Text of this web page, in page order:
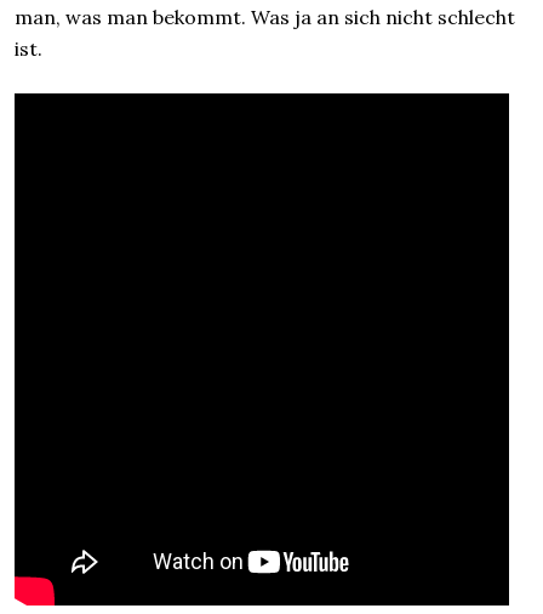
man, was man bekommt. Was ja an sich nicht schlecht
ist.